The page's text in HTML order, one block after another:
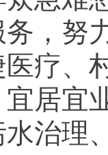
，努
疗、
居宜
治理